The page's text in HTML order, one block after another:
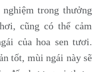
trong thưởng
cũng có thể cảm
của hoa sen tươi.
tốt, mùi ngái này sẽ